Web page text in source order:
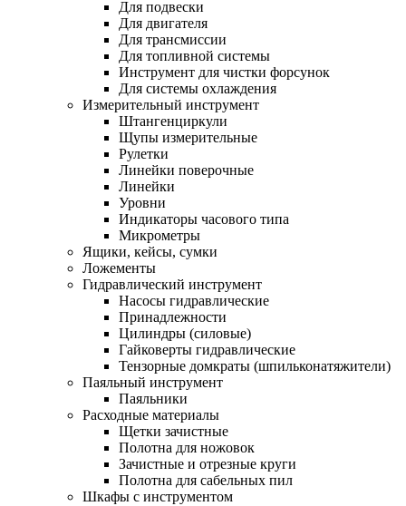
Для подвески
Для двигателя
Для трансмиссии
Для топливной системы
Инструмент для чистки форсунок
Для системы охлаждения
Измерительный инструмент
Штангенциркули
Щупы измерительные
Рулетки
Линейки поверочные
Линейки
Уровни
Индикаторы часового типа
Микрометры
Ящики, кейсы, сумки
Ложементы
Гидравлический инструмент
Насосы гидравлические
Принадлежности
Цилиндры (силовые)
Гайковерты гидравлические
Тензорные домкраты (шпильконатяжители)
Паяльный инструмент
Паяльники
Расходные материалы
Щетки зачистные
Полотна для ножовок
Зачистные и отрезные круги
Полотна для сабельных пил
Шкафы с инструментом